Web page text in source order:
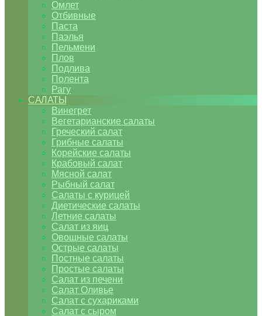
Омлет
Отбивные
Паста
Паэлья
Пельмени
Плов
Подлива
Полента
Рагу
САЛАТЫ
Винегрет
Вегетарианские салаты
Греческий салат
Грибные салаты
Корейские салаты
Крабовый салат
Мясной салат
Рыбный салат
Салаты с курицей
Диетические салаты
Летние салаты
Салат из яиц
Овощные салаты
Острые салаты
Постные салаты
Простые салаты
Салат из печени
Салат Оливье
Салат с сухариками
Салат с сыром